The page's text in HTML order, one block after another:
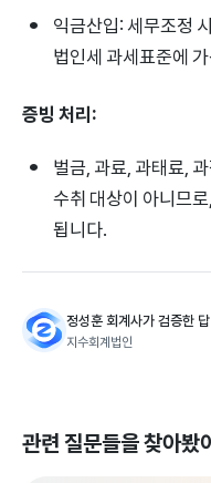
익금산입: 세무조정
법인세 과세표준에
증빙 처리:
벌금, 과료, 과태료,
수취 대상이 아니므
됩니다.
정성훈 회계사가 검증한
지수회계법인
관련 질문들을 찾아봤